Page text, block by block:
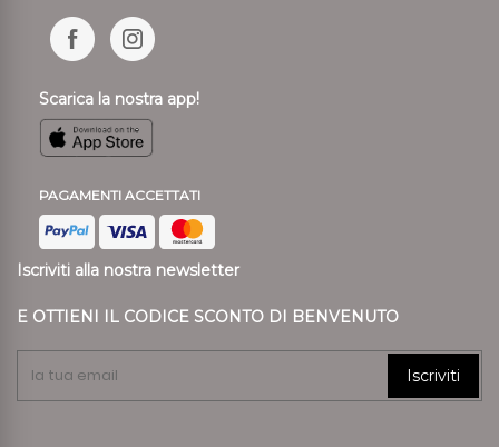
Scarica la nostra app!
PAGAMENTI ACCETTATI
Iscriviti alla nostra newsletter
E OTTIENI IL CODICE SCONTO DI BENVENUTO
Iscriviti